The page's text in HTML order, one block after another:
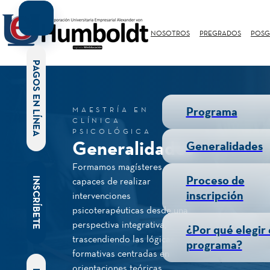
NOSOTROS PREGRADOS
MAESTRÍA EN
CLÍNICA
PSICOLÓGICA
Generalidades
Formamos magísteres
capaces de realizar
intervenciones
psicoterapéuticas desde una
perspectiva integrativa,
trascendiendo las lógicas
formativas centradas en
Programa
Generalidades
Proceso de
inscripción
¿Por qué elegir
programa?
PAGOS EN LÍNEA
INSCRÍBETE